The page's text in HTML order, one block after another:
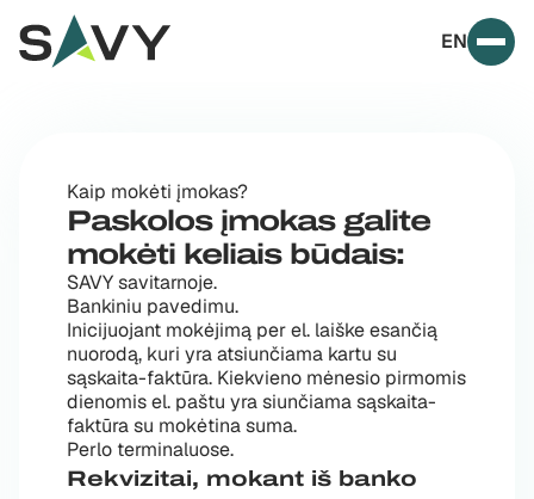
Skip to content
EN
Kaip mokėti įmokas?
Paskolos įmokas galite
mokėti keliais būdais:
SAVY savitarnoje.
Bankiniu pavedimu.
Inicijuojant mokėjimą per el. laiške esančią
nuorodą, kuri yra atsiunčiama kartu su
sąskaita-faktūra. Kiekvieno mėnesio pirmomis
dienomis el. paštu yra siunčiama sąskaita-
faktūra su mokėtina suma.
Perlo terminaluose.
Rekvizitai, mokant iš banko